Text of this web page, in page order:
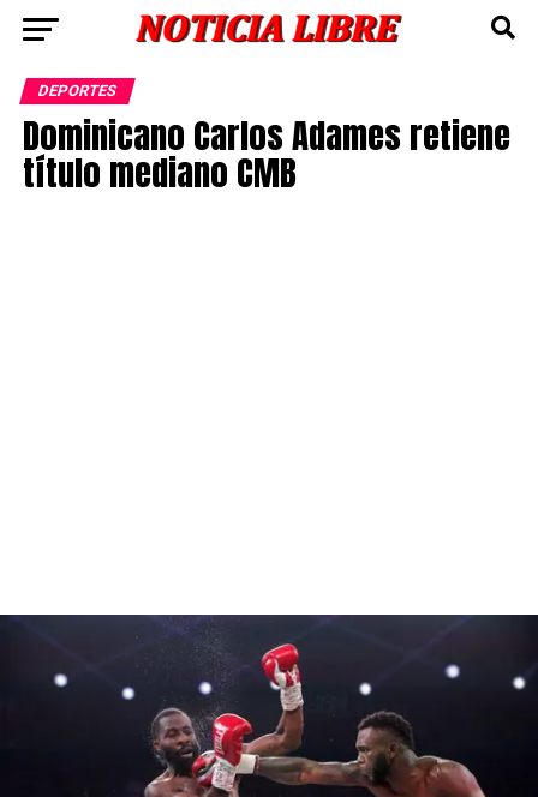
DEPORTES
Dominicano Carlos Adames retiene
título mediano CMB